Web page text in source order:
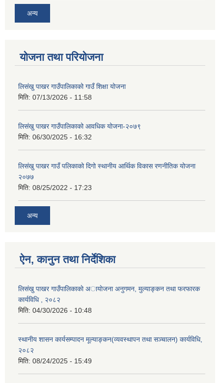
अन्य
योजना तथा परियोजना
लिसंखु पाखर गाउँपालिकाको गाउँ शिक्षा योजना
मिति: 07/13/2026 - 11:58
लिसंखु पाखर गाउँपालिकाको आवधिक योजना-२०७९
मिति: 06/30/2025 - 16:32
लिसंखु पाखर गाउँ पलिकाको दिगो स्थानीय आर्थिक विकास रणनीतिक योजना
२०७७
मिति: 08/25/2022 - 17:23
अन्य
ऐन, कानुन तथा निर्देशिका
लिसंखु पाखर गाउँपालिकाकाे अायाेजना अनुगमन, मुल्याङ्कन तथा फरफारक
कार्यविधि , २०८२
मिति: 04/30/2026 - 10:48
स्थानीय शासन कार्यसम्पादन मूल्याङ्कन(व्यवस्थापन तथा सञ्चालन) कार्यविधि,
२०८२
मिति: 08/24/2025 - 15:49